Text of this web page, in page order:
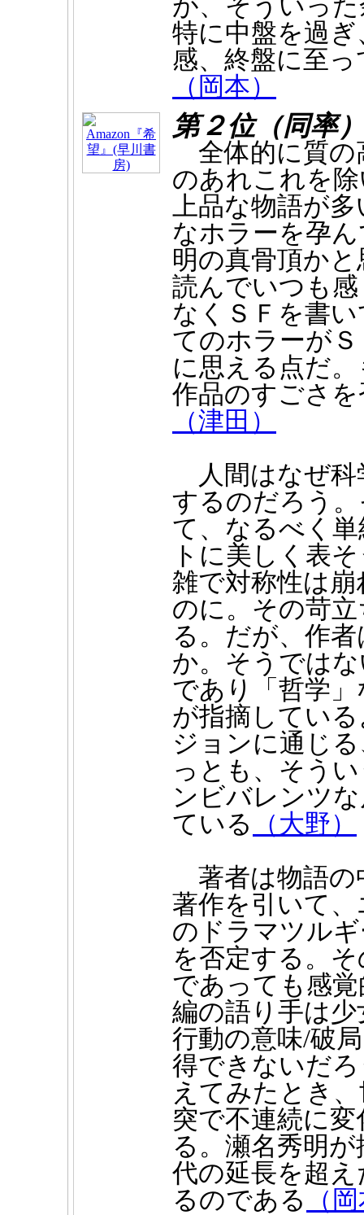
が、そういっ
特に中盤を過
感、終盤に至
（岡本）
第２位（同率
全体的に質の
のあれこれを
上品な物語が
なホラーを孕
明の真骨頂か
読んでいつも
なくＳＦを書
てのホラーが
に思える点だ
作品のすごさ
（津田）
人間はなぜ科
するのだろう
て、なるべく
トに美しく表
雑で対称性は
のに。その苛
る。だが、作
か。そうでは
であり「哲学
が指摘してい
ジョンに通じ
っとも、そう
ンビバレンツ
ている
（大野）
著者は物語
著作を引いて
のドラマツル
を否定する。
であっても感
編の語り手は
行動の意味/破
得できないだ
えてみたとき
突で不連続に
る。瀬名秀明
代の延長を超
るのである
（